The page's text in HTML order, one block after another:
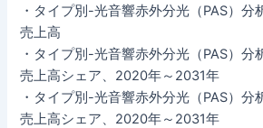
・タイプ別-光音響赤外分光（PAS）分
売上高
・タイプ別-光音響赤外分光（PAS）分
売上高シェア、2020年～2031年
・タイプ別-光音響赤外分光（PAS）分
売上高シェア、2020年～2031年